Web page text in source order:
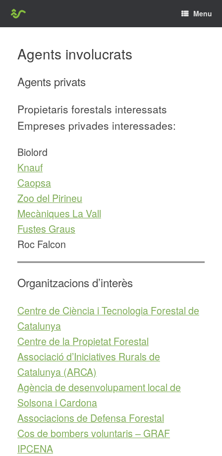
Menu
Agents involucrats
Agents privats
Propietaris forestals interessats
Empreses privades interessades:
Biolord
Knauf
Caopsa
Zoo del Pirineu
Mecàniques La Vall
Fustes Graus
Roc Falcon
Organitzacions d’interès
Centre de Ciència i Tecnologia Forestal de
Catalunya
Centre de la Propietat Forestal
Associació d’Iniciatives Rurals de
Catalunya (ARCA)
Agència de desenvolupament local de
Solsona i Cardona
Associacions de Defensa Forestal
Cos de bombers voluntaris – GRAF
IPCENA